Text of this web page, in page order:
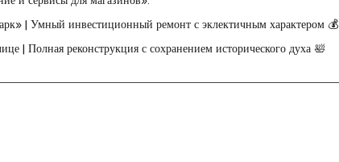
| Умный инвестиционный ремонт с эклектичным характером 💰
| Полная реконструкция с сохранением исторического духа 🛀